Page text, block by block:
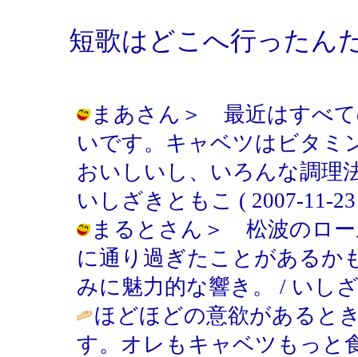
短歌はどこへ行ったん
まあさん＞ 最近はすべて
いです。キャベツはビタミ
おいしいし、いろんな調理
いしざきともこ ( 2007-11-
まるとさん＞ 松波のロー
に通り過ぎたことがあるか
みに魅力的な響き。 / いし
ほどほどの意欲があると
す。オレもキャベツもっと